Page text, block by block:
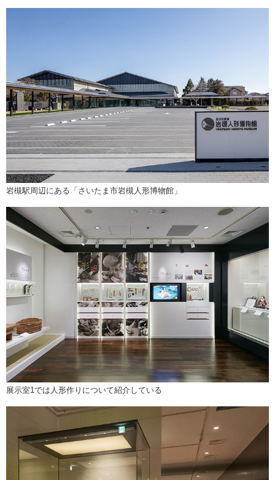
岩槻駅周辺にある「さいたま市岩槻人形博物館」
展示室1では人形作りについて紹介している